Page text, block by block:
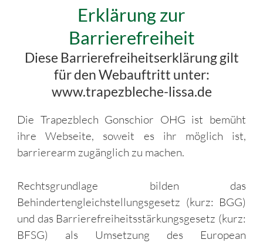
Erklärung zur
Barrierefreiheit
Diese Barrierefreiheitserklärung gilt
für den Webauftritt unter:
www.trapezbleche-lissa.de
Die Trapezblech Gonschior OHG ist bemüht
ihre Webseite, soweit es ihr möglich ist,
barrierearm zugänglich zu machen.
Rechtsgrundlage bilden das
Behindertengleichstellungsgesetz (kurz: BGG)
und das Barrierefreiheitsstärkungsgesetz (kurz:
BFSG) als Umsetzung des European